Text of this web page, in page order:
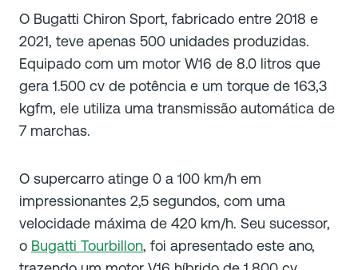
O Bugatti Chiron Sport, fabricado entre 2018 e
2021, teve apenas 500 unidades produzidas.
Equipado com um motor W16 de 8.0 litros que
gera 1.500 cv de potência e um torque de 163,3
kgfm, ele utiliza uma transmissão automática de
7 marchas.
O supercarro atinge 0 a 100 km/h em
impressionantes 2,5 segundos, com uma
velocidade máxima de 420 km/h. Seu sucessor,
o Bugatti Tourbillon, foi apresentado este ano,